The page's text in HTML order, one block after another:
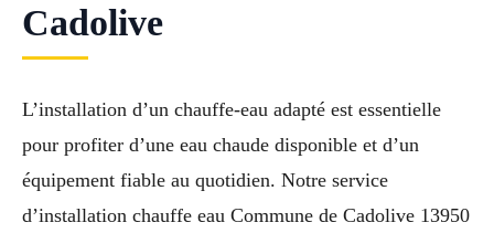
Cadolive
L’installation d’un chauffe-eau adapté est essentielle
pour profiter d’une eau chaude disponible et d’un
équipement fiable au quotidien. Notre service
d’installation chauffe eau Commune de Cadolive 13950